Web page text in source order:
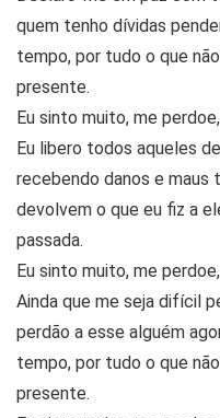
quem tenho dívidas
tempo, por tudo o que
presente.
Eu sinto muito, me
Eu libero todos aqueles
recebendo danos e maus
devolvem o que eu fiz a
passada.
Eu sinto muito, me
Ainda que me seja difícil
perdão a esse alguém
tempo, por tudo o que
presente.